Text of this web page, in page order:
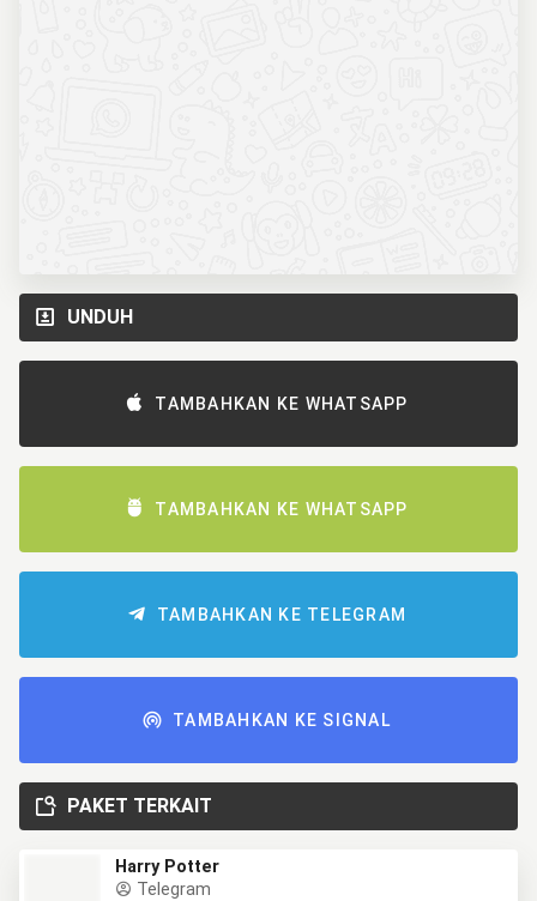
UNDUH
TAMBAHKAN KE WHATSAPP
TAMBAHKAN KE WHATSAPP
TAMBAHKAN KE TELEGRAM
TAMBAHKAN KE SIGNAL
PAKET TERKAIT
Harry Potter
Telegram